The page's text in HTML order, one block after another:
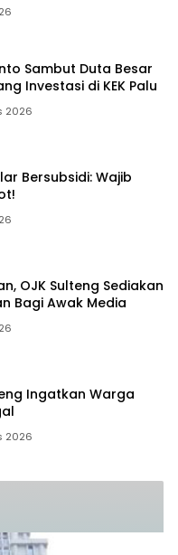
Sambut Duta Besar
Investasi di KEK Palu
2026
Bersubsidi: Wajib
OJK Sulteng Sediakan
Bagi Awak Media
Ingatkan Warga
2026